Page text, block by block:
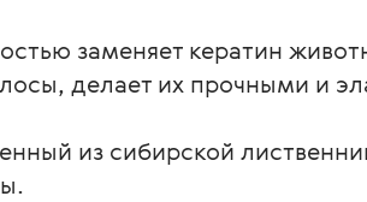
заменяет кератин
делает их прочными и
из сибирской